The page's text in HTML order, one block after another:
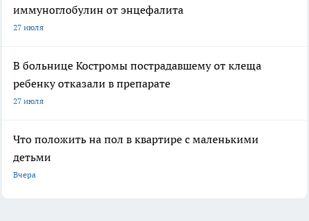
иммуноглобулин от энцефалита
27 июля
В больнице Костромы пострадавшему от клеща
ребенку отказали в препарате
27 июля
Что положить на пол в квартире с маленькими
детьми
Вчера